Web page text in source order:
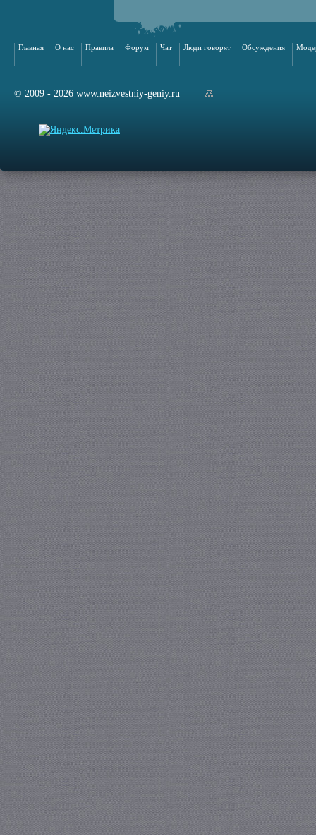
Главная О нас Правила Форум Чат Люди говорят Обсуждения
© 2009 - 2026 www.neizvestniy-geniy.ru
сайта